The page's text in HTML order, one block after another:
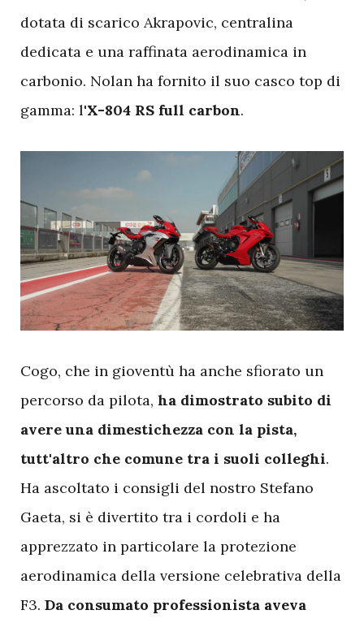
dotata di scarico Akrapovic, centralina
dedicata e una raffinata aerodinamica in
carbonio. Nolan ha fornito il suo casco top di
gamma: l'X-804 RS full carbon.
Cogo, che in gioventù ha anche sfiorato un
percorso da pilota, ha dimostrato subito di
avere una dimestichezza con la pista,
tutt'altro che comune tra i suoli colleghi.
Ha ascoltato i consigli del nostro Stefano
Gaeta, si è divertito tra i cordoli e ha
apprezzato in particolare la protezione
aerodinamica della versione celebrativa della
F3. Da consumato professionista aveva